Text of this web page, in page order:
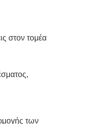
στον τομέα
των